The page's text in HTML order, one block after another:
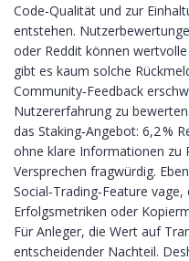
Code‑Qualität und zur
entstehen.
oder Reddit können
gibt es kaum solche
Community‑Feedback
Nutzererfahrung zu
das Staking‑Angebot: 6,2 %
ohne klare Informationen zu
Versprechen fragwürdig.
Social‑Trading‑Feature
Erfolgsmetriken oder
Für Anleger, die Wert auf
entscheidender Nachteil.